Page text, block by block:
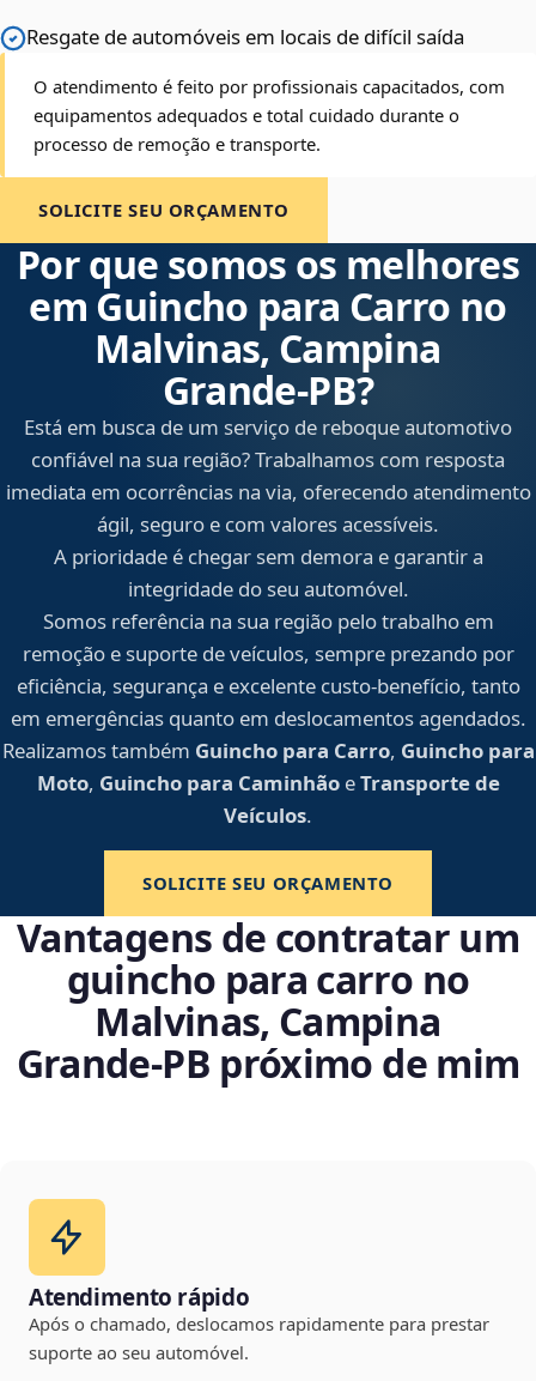
Resgate de automóveis em locais de difícil saída
O atendimento é feito por profissionais capacitados, com
equipamentos adequados e total cuidado durante o
processo de remoção e transporte.
SOLICITE SEU ORÇAMENTO
Por que somos os melhores
em Guincho para Carro no
Malvinas, Campina
Grande‑PB?
Está em busca de um serviço de reboque automotivo
confiável na sua região? Trabalhamos com resposta
imediata em ocorrências na via, oferecendo atendimento
ágil, seguro e com valores acessíveis.
A prioridade é chegar sem demora e garantir a
integridade do seu automóvel.
Somos referência na sua região pelo trabalho em
remoção e suporte de veículos, sempre prezando por
eficiência, segurança e excelente custo-benefício, tanto
em emergências quanto em deslocamentos agendados.
Realizamos também Guincho para Carro, Guincho para
Moto, Guincho para CaminhãoeTransporte de
Veículos.
SOLICITE SEU ORÇAMENTO
Vantagens de contratar um
guincho para carro no
Malvinas, Campina
Grande‑PB próximo de mim
Atendimento rápido
Após o chamado, deslocamos rapidamente para prestar
suporte ao seu automóvel.